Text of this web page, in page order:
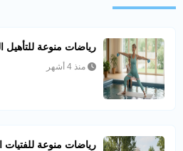
رياضات منوعة للتأهيل
منذ 4 أشهر
رياضات منوعة للفتيات